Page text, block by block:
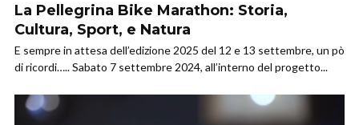
La Pellegrina Bike Marathon: Storia,
Cultura, Sport, e Natura
E sempre in attesa dell’edizione 2025 del 12 e 13 settembre, un pò
di ricordi….. Sabato 7 settembre 2024, all’interno del progetto...